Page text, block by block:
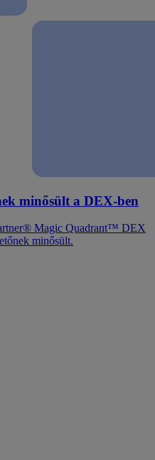
minősült a DEX-ben
Magic Quadrant™ DEX
minősült.